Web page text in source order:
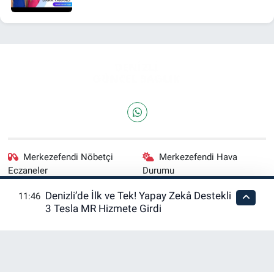
Merkezefendi Nöbetçi
Eczaneler
Merkezefendi Hava
Durumu
Merkezefendi Trafik
Yoğunluk Haritası
Puan Durumu ve Fikstür
11:46 Denizli’de İlk ve Tek! Yapay Zekâ Destekli
3 Tesla MR Hizmete Girdi